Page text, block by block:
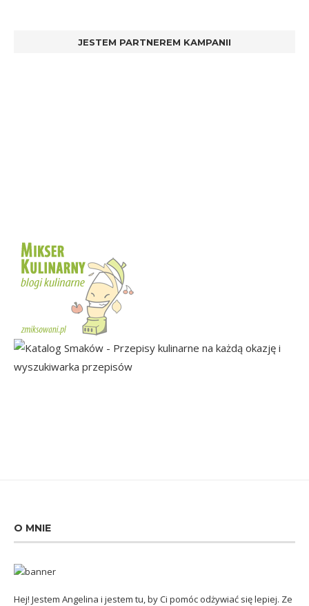
JESTEM PARTNEREM KAMPANII
O MNIE
Hej! Jestem Angelina i jestem tu, by Ci pomóc odżywiać się lepiej. Ze